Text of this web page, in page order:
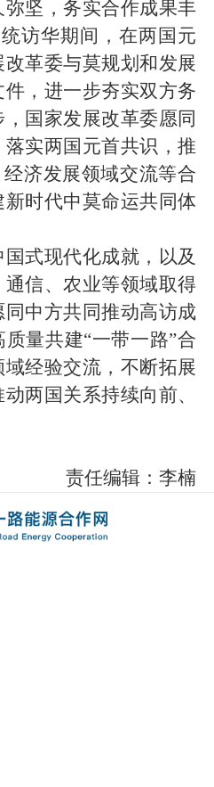
坚，务实合作成果丰
访华期间，在两国元
革委与莫规划和发展
，进一步夯实双方务
国家发展改革委愿同
实两国元首共识，推
济发展领域交流等合
时代中莫命运共同体
式现代化成就，以及
信、农业等领域取得
中方共同推动高访成
量共建“一带一路”合
经验交流，不断拓展
两国关系持续向前、
责任编辑：李楠